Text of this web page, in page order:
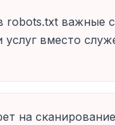
robots.txt важные
услуг вместо
на